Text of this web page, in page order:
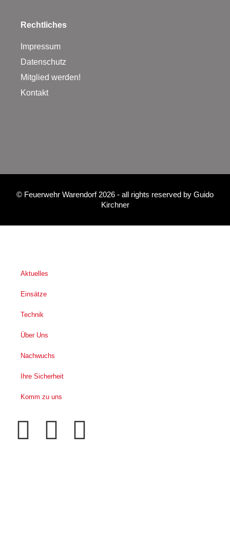
Rechtliches
Impressum
Datenschutz
Mitglied werden!
Kontakt
© Feuerwehr Warendorf 2026 - all rights reserved by Guido
Kirchner
Aktuelles
Einsätze
Technik
Über Uns
Nachwuchs
Ihre Sicherheit
Komm zu uns